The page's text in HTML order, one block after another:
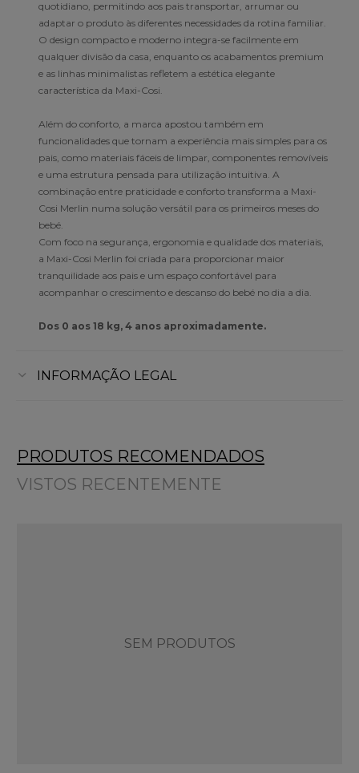
quotidiano, permitindo aos pais transportar, arrumar ou
adaptar o produto às diferentes necessidades da rotina familiar.
O design compacto e moderno integra-se facilmente em
qualquer divisão da casa, enquanto os acabamentos premium
e as linhas minimalistas refletem a estética elegante
característica da Maxi-Cosi.
Além do conforto, a marca apostou também em
funcionalidades que tornam a experiência mais simples para os
pais, como materiais fáceis de limpar, componentes removíveis
e uma estrutura pensada para utilização intuitiva. A
combinação entre praticidade e conforto transforma a Maxi-
Cosi Merlin numa solução versátil para os primeiros meses do
bebé.
Com foco na segurança, ergonomia e qualidade dos materiais,
a Maxi-Cosi Merlin foi criada para proporcionar maior
tranquilidade aos pais e um espaço confortável para
acompanhar o crescimento e descanso do bebé no dia a dia.
Dos 0 aos 18 kg, 4 anos aproximadamente.
INFORMAÇÃO LEGAL
PRODUTOS RECOMENDADOS
VISTOS RECENTEMENTE
SEM PRODUTOS